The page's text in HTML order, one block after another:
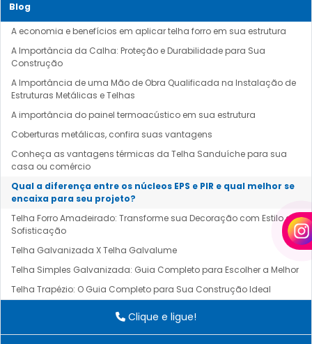
Blog
A economia e benefícios em aplicar telha forro em sua estrutura
A Importância da Calha: Proteção e Durabilidade para Sua
Construção
A Importância de uma Mão de Obra Qualificada na Instalação de
Estruturas Metálicas e Telhas
A importância do painel termoacústico em sua estrutura
Coberturas metálicas, confira suas vantagens
Conheça as vantagens térmicas da Telha Sanduíche para sua
casa ou comércio
Qual a diferença entre os núcleos EPS e PIR e qual melhor se
encaixa para seu projeto?
Telha Forro Amadeirado: Transforme sua Decoração com Estilo e
Sofisticação
Telha Galvanizada X Telha Galvalume
Telha Simples Galvanizada: Guia Completo para Escolher a Melhor
Telha Trapézio: O Guia Completo para Sua Construção Ideal
Clique e ligue!